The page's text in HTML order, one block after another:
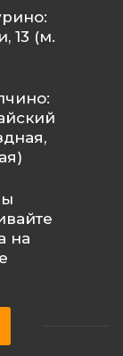
13 (м.